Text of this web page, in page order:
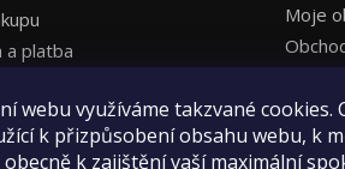
webu využíváme takzvané cookies.
k přizpůsobení obsahu webu, k
k zajištění vaší maximální
a platba
obchodu
Moje